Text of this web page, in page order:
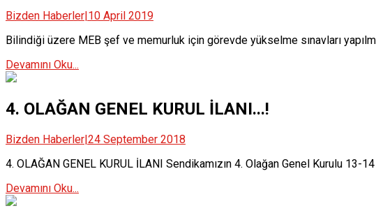
Bizden Haberler|10 April 2019
Bilindiği üzere MEB şef ve memurluk için görevde yükselme sınavları
Devamını Oku...
4. OLAĞAN GENEL KURUL İLANI...!
Bizden Haberler|24 September 2018
4. OLAĞAN GENEL KURUL İLANI Sendikamızın 4. Olağan Genel Kurulu
Devamını Oku...